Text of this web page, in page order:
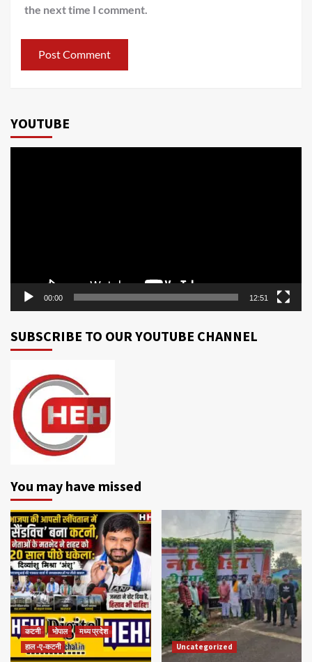
the next time I comment.
YOUTUBE
00:00 12:51
SUBSCRIBE TO OUR YOUTUBE CHANNEL
You may have missed
कटनी भोपाल
मध्य प्रदेश
हाल -ए-कटनी
Uncategorized